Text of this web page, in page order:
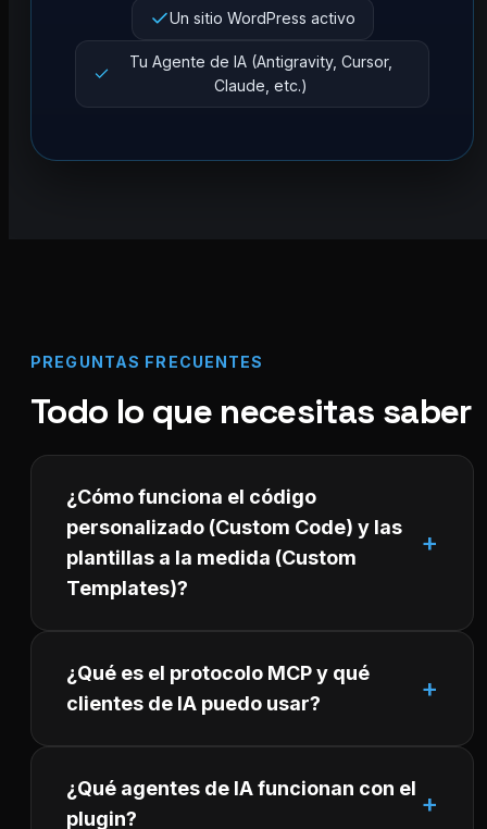
Un sitio WordPress activo
Tu Agente de IA (Antigravity, Cursor,
Claude, etc.)
PREGUNTAS FRECUENTES
Todo lo que necesitas saber
¿Cómo funciona el código
personalizado (Custom Code) y las
plantillas a la medida (Custom
Templates)?
¿Qué es el protocolo MCP y qué
clientes de IA puedo usar?
¿Qué agentes de IA funcionan con el
plugin?